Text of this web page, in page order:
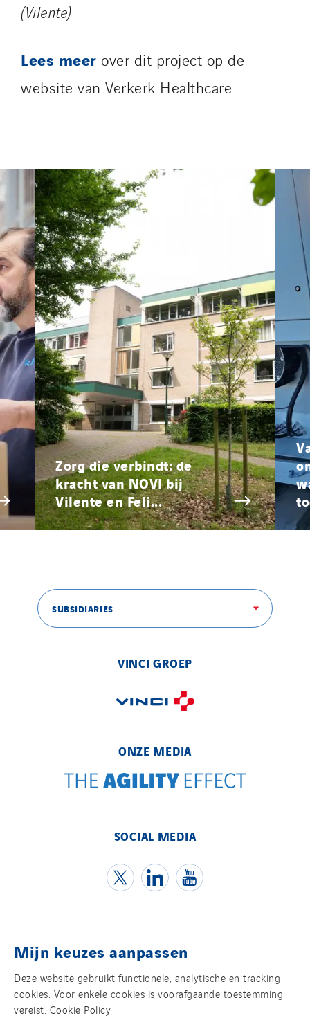
(Vilente)
Lees meer over dit project op de
website van Verkerk Healthcare
Zorg die verbindt: de
kracht van NOVI bij
Vilente en Feli...
SUBSIDIARIES
VINCI GROEP
ONZE MEDIA
SOCIAL MEDIA
Contact
Juridische informatie
Mijn keuzes aanpassen
Deze website gebruikt functionele, analytische en tracking
cookies. Voor enkele cookies is voorafgaande toestemming
vereist. Cookie Policy